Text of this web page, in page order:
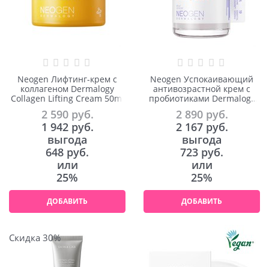
Neogen Лифтинг-крем с
коллагеном Dermalogy
Collagen Lifting Cream 50ml
2 590 руб.
1 942 руб.
выгода
648 руб.
или
25%
ДОБАВИТЬ
Neogen Успокаивающий
антивозрастной крем с
пробиотиками Dermalogy
V.Biome Soothing Cream
60ml
2 890 руб.
2 167 руб.
выгода
723 руб.
или
25%
ДОБАВИТЬ
Скидка 30%